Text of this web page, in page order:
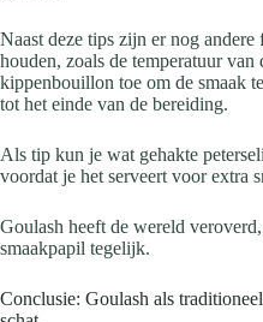
Naast deze tips zijn er nog
houden, zoals de temperatuur
kippenbouillon toe om de smaak
tot het einde van de bereiding.
Als tip kun je wat gehakte
voordat je het serveert voor extra
Goulash heeft de wereld
smaakpapil tegelijk.
Conclusie: Goulash als